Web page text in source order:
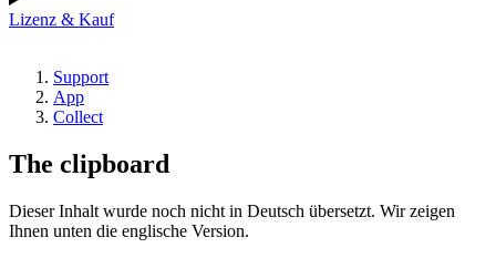
Lizenz & Kauf
Support
App
Collect
The clipboard
Dieser Inhalt wurde noch nicht in Deutsch übersetzt. Wir zeigen
Ihnen unten die englische Version.